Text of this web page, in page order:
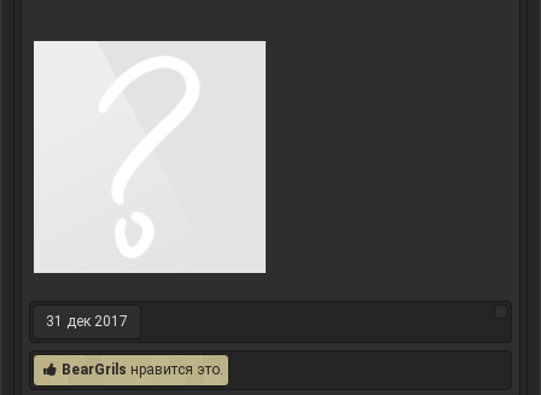
31 дек 2017
BearGrils нравится это.